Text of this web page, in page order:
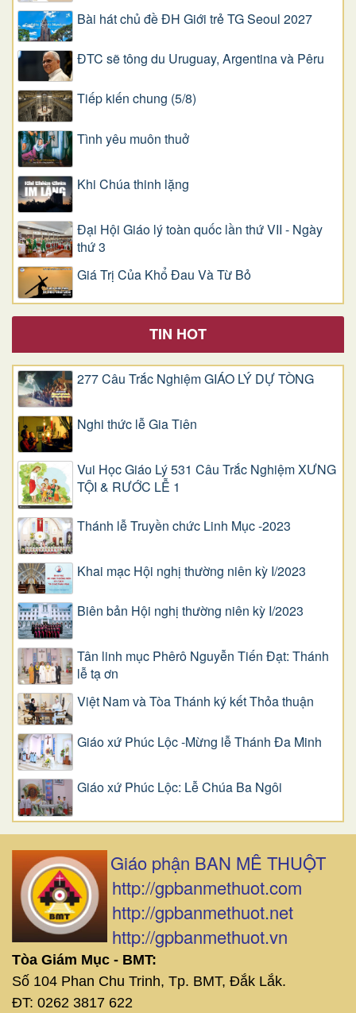
Bài hát chủ đề ĐH Giới trẻ TG Seoul 2027
ĐTC sẽ tông du Uruguay, Argentina và Pêru
Tiếp kiến chung (5/8)
Tình yêu muôn thuở
Khi Chúa thinh lặng
Đại Hội Giáo lý toàn quốc lần thứ VII - Ngày
thứ 3
Giá Trị Của Khổ Ðau Và Từ Bỏ
TIN HOT
277 Câu Trắc Nghiệm GIÁO LÝ DỰ TÒNG
Nghi thức lễ Gia Tiên
Vui Học Giáo Lý 531 Câu Trắc Nghiệm XƯNG
TỘI & RƯỚC LỄ 1
Thánh lễ Truyền chức Linh Mục -2023
Khai mạc Hội nghị thường niên kỳ I/2023
Biên bản Hội nghị thường niên kỳ I/2023
Tân linh mục Phêrô Nguyễn Tiến Đạt: Thánh
lễ tạ ơn
Việt Nam và Tòa Thánh ký kết Thỏa thuận
Giáo xứ Phúc Lộc -Mừng lễ Thánh Đa Minh
Giáo xứ Phúc Lộc: Lễ Chúa Ba Ngôi
Giáo phận BAN MÊ THUỘT
http://gpbanmethuot.com
http://gpbanmethuot.net
http://gpbanmethuot.vn
Tòa Giám Mục - BMT:
Số 104 Phan Chu Trinh, Tp. BMT, Đắk Lắk.
ĐT: 0262 3817 622